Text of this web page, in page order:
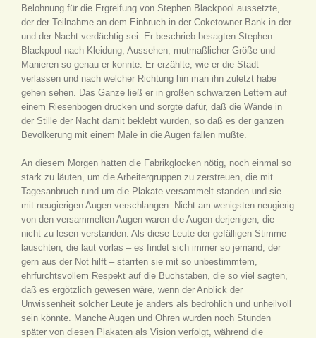
Belohnung für die Ergreifung von Stephen Blackpool aussetzte,
der der Teilnahme an dem Einbruch in der Coketowner Bank in der
und der Nacht verdächtig sei. Er beschrieb besagten Stephen
Blackpool nach Kleidung, Aussehen, mutmaßlicher Größe und
Manieren so genau er konnte. Er erzählte, wie er die Stadt
verlassen und nach welcher Richtung hin man ihn zuletzt habe
gehen sehen. Das Ganze ließ er in großen schwarzen Lettern auf
einem Riesenbogen drucken und sorgte dafür, daß die Wände in
der Stille der Nacht damit beklebt wurden, so daß es der ganzen
Bevölkerung mit einem Male in die Augen fallen mußte.
An diesem Morgen hatten die Fabrikglocken nötig, noch einmal so
stark zu läuten, um die Arbeitergruppen zu zerstreuen, die mit
Tagesanbruch rund um die Plakate versammelt standen und sie
mit neugierigen Augen verschlangen. Nicht am wenigsten neugierig
von den versammelten Augen waren die Augen derjenigen, die
nicht zu lesen verstanden. Als diese Leute der gefälligen Stimme
lauschten, die laut vorlas – es findet sich immer so jemand, der
gern aus der Not hilft – starrten sie mit so unbestimmtem,
ehrfurchtsvollem Respekt auf die Buchstaben, die so viel sagten,
daß es ergötzlich gewesen wäre, wenn der Anblick der
Unwissenheit solcher Leute je anders als bedrohlich und unheilvoll
sein könnte. Manche Augen und Ohren wurden noch Stunden
später von diesen Plakaten als Vision verfolgt, während die